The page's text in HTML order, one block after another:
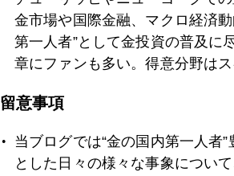
2022年12月20日 日銀テーパリン
2022年12月15日 ２０２３年通年
2022年12月14日 米ＣＰＩ年率７
金市場や国際金融、マクロ経済
第一人者”として金投資の普及に
章にファンも多い。得意分野は
留意事項
当ブログでは“金の国内第一人者
とした日々の様々な事象につい